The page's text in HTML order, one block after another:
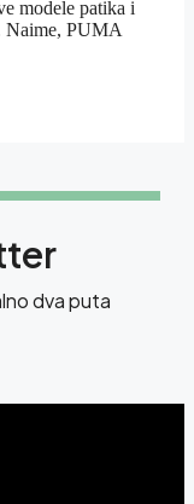
modele patika i
Naime, PUMA
dva puta